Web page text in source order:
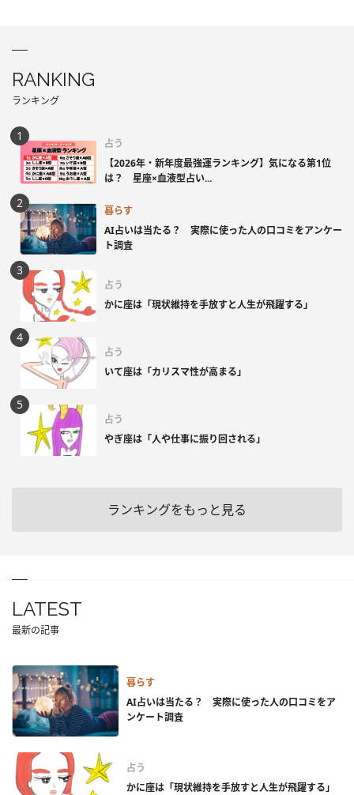
RANKING
ランキング
占う
【2026年・新年度最強運ランキング】気になる第1位
は？ 星座×血液型占い...
暮らす
AI占いは当たる？ 実際に使った人の口コミをアンケー
ト調査
占う
かに座は「現状維持を手放すと人生が飛躍する」
占う
いて座は「カリスマ性が高まる」
占う
やぎ座は「人や仕事に振り回される」
ランキングをもっと見る
LATEST
最新の記事
暮らす
AI占いは当たる？ 実際に使った人の口コミをア
ンケート調査
占う
かに座は「現状維持を手放すと人生が飛躍する」